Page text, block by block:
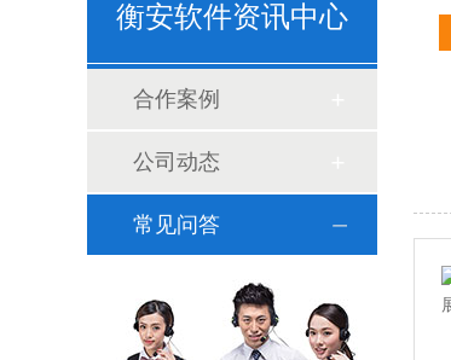
衡安软件资讯中心
合作案例
公司动态
常见问答